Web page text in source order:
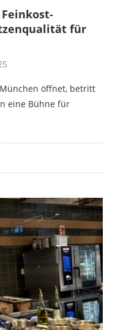
für
öffnet, betritt
eine Bühne für